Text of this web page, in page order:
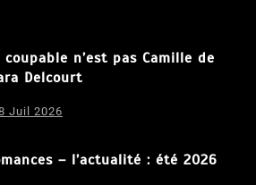
coupable n’est pas Camille de
Delcourt
Juil 2026
– l’actualité : été 2026